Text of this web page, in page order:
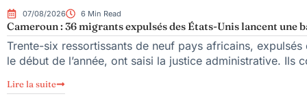
07/08/2026 6 Min Read
Cameroun : 36 migrants expulsés des États-Unis lancent
Trente-six ressortissants de neuf pays africains,
le début de l’année, ont saisi la justice administrative. Ils
Lire la suite